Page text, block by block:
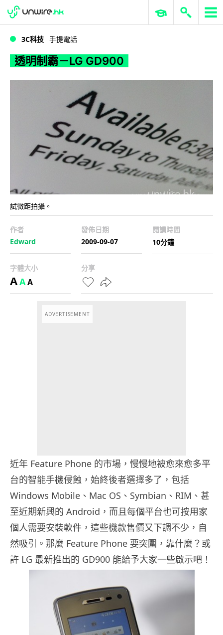
透明制霸－LG GD900
WWDC 2026 ERP 與商業 AI
3C科技 手提電話
透明制霸－LG GD900
試微距拍攝。
作者
Edward
發佈日期
2009-09-07
閱讀時間
10分鐘
字體大小
AAA
分享
ADVERTISEMENT
近年 Feature Phone 的市場，慢慢地被愈來愈多平
台的智能手機侵蝕，始終後者選擇多了，包括
Windows Mobile、Mac OS、Symbian、RIM、甚
至近期新興的 Android，而且每個平台也可按用家
個人需要安裝軟件，這些機款售價又下調不少，自
然吸引。那麼 Feature Phone 要突圍，靠什麼？或
許 LG 最新推出的 GD900 能給予大家一些啟示吧！